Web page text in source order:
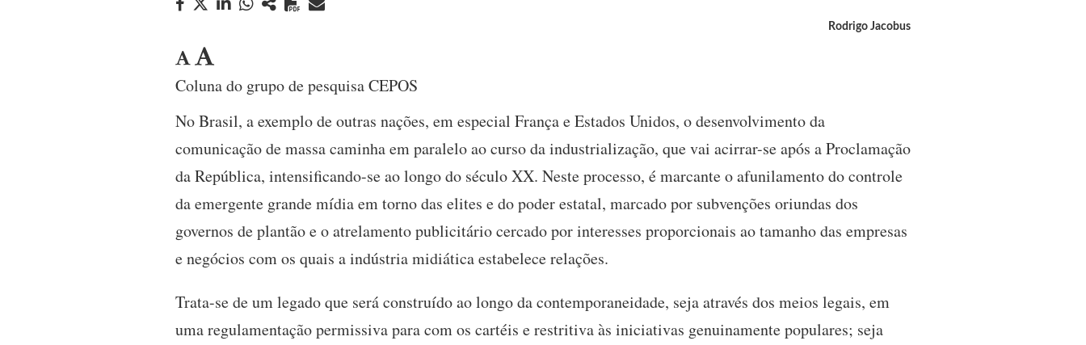
Rodrigo Jacobus
Coluna do grupo de pesquisa CEPOS
No Brasil, a exemplo de outras nações, em especial França e Estados Unidos, o desenvolvimento da
comunicação de massa caminha em paralelo ao curso da industrialização, que vai acirrar-se após a Proclamação
da República, intensificando-se ao longo do século XX. Neste processo, é marcante o afunilamento do controle
da emergente grande mídia em torno das elites e do poder estatal, marcado por subvenções oriundas dos
governos de plantão e o atrelamento publicitário cercado por interesses proporcionais ao tamanho das empresas
e negócios com os quais a indústria midiática estabelece relações.
Trata-se de um legado que será construído ao longo da contemporaneidade, seja através dos meios legais, em
uma regulamentação permissiva para com os cartéis e restritiva às iniciativas genuinamente populares; seja